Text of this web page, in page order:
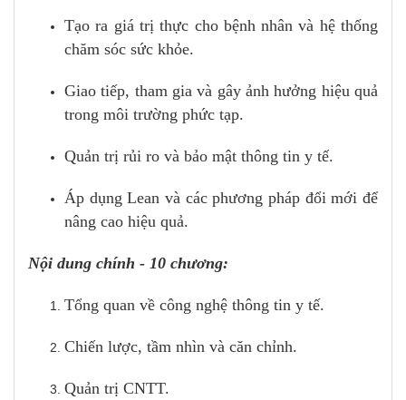
Tạo ra giá trị thực cho bệnh nhân và hệ thống
chăm sóc sức khỏe.
Giao tiếp, tham gia và gây ảnh hưởng hiệu quả
trong môi trường phức tạp.
Quản trị rủi ro và bảo mật thông tin y tế.
Áp dụng Lean và các phương pháp đổi mới để
nâng cao hiệu quả.
Nội dung chính - 10 chương:
Tổng quan về công nghệ thông tin y tế.
Chiến lược, tầm nhìn và căn chỉnh.
Quản trị CNTT.